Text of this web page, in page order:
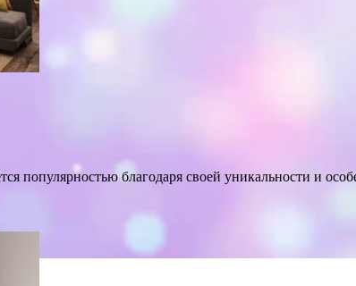
популярностью благодаря своей уникальности и